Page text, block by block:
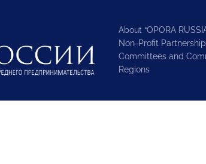
About “OPORA
Non-Profit Partnership
Committees and
Regions